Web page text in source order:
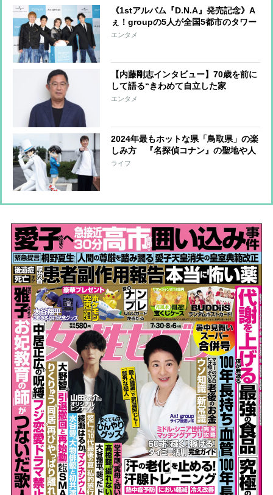
《1stアルバム『D.N.A』発売記念》A
ぇ！groupの5人が全国5都市のタワー
をジャック＆インタビュー「アルバム
エンタメ
【内藤剛志インタビュー】70歳を前に
して語る“きわめて自立した家
族”と“これから”「自分から引退する
エンタメ
2024年最もホットな県「鳥取県」の楽
しみ方 『名探偵コナン』の聖地や人
気カフェのほか、東京で味わえるグル
ライフ